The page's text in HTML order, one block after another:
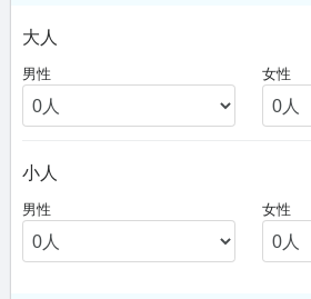
大人
男性 女性
小人
男性 女性